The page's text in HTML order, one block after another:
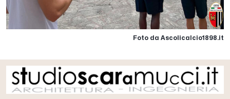
Foto da Ascolicalcio1898.it